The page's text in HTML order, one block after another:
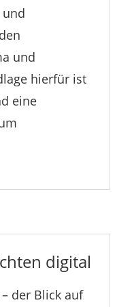
und
und
hierfür ist
eine
digital
der Blick auf